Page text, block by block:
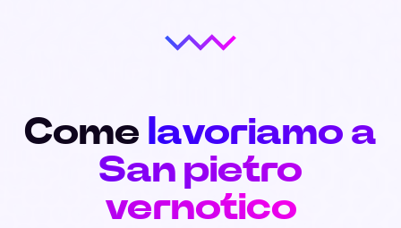
Come lavoriamo a
San pietro
vernotico